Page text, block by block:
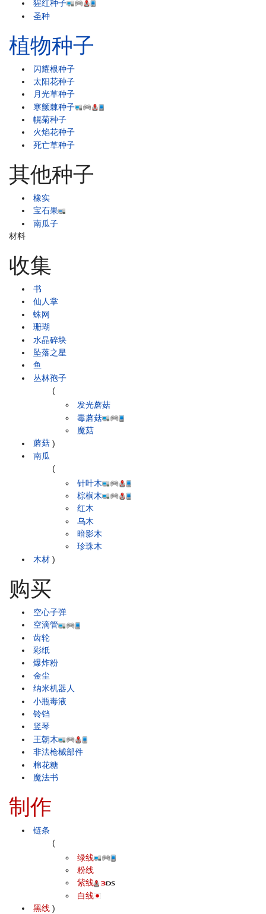
猩红种子
圣种
植物种子
闪耀根种子
太阳花种子
月光草种子
寒颤棘种子
幌菊种子
火焰花种子
死亡草种子
其他种子
橡实
宝石果
南瓜子
材料
收集
书
仙人掌
蛛网
珊瑚
水晶碎块
坠落之星
鱼
丛林孢子
蘑菇
(
发光蘑菇
毒蘑菇
魔菇
)
南瓜
木材
(
针叶木
棕榈木
红木
乌木
暗影木
珍珠木
)
购买
空心子弹
空滴管
齿轮
彩纸
爆炸粉
金尘
纳米机器人
小瓶毒液
铃铛
竖琴
王朝木
非法枪械部件
棉花糖
魔法书
制作
链条
黑线
(
绿线
粉线
紫线
白线
)